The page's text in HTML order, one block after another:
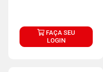
FAÇA SEU
LOGIN